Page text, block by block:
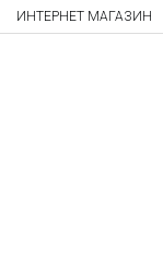
ИНТЕРНЕТ МАГАЗИН